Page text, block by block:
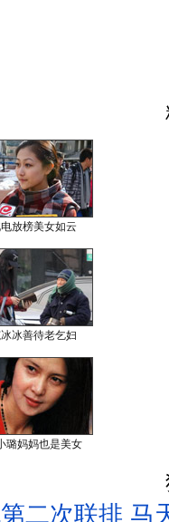
放榜美女如云
冰善待老乞妇
璐妈妈也是美女
二次联排 马